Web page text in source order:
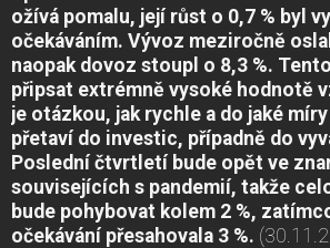
ožívá pomalu, její růst o 0,7 % byl
očekáváním. Vývoz meziročně
naopak dovoz stoupl o 8,3 %.
připsat extrémně vysoké hodnotě
je otázkou, jak rychle a do jaké mí
přetaví do investic, případně do vyv
Poslední čtvrtletí bude opět ve
souvisejících s pandemií, takže
bude pohybovat kolem 2 %, zatí
očekávání přesahovala 3 %.